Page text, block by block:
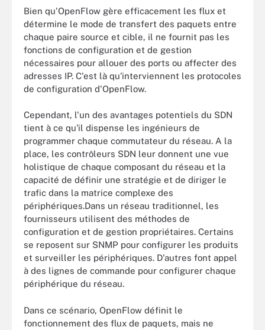
Bien qu'OpenFlow gère efficacement les flux et
détermine le mode de transfert des paquets entre
chaque paire source et cible, il ne fournit pas les
fonctions de configuration et de gestion
nécessaires pour allouer des ports ou affecter des
adresses IP. C'est là qu'interviennent les protocoles
de configuration d'OpenFlow.
Cependant, l'un des avantages potentiels du SDN
tient à ce qu'il dispense les ingénieurs de
programmer chaque commutateur du réseau. A la
place, les contrôleurs SDN leur donnent une vue
holistique de chaque composant du réseau et la
capacité de définir une stratégie et de diriger le
trafic dans la matrice complexe des
périphériques.Dans un réseau traditionnel, les
fournisseurs utilisent des méthodes de
configuration et de gestion propriétaires. Certains
se reposent sur SNMP pour configurer les produits
et surveiller les périphériques. D'autres font appel
à des lignes de commande pour configurer chaque
périphérique du réseau.
Dans ce scénario, OpenFlow définit le
fonctionnement des flux de paquets, mais ne